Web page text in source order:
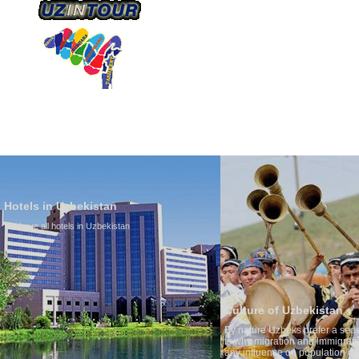
Hotels in Uzbekistan
We have all hotels in Uzbekistan
Culture of Uzbekistan
By nature Uzbeks prefer a
is why migration and
any influence on population